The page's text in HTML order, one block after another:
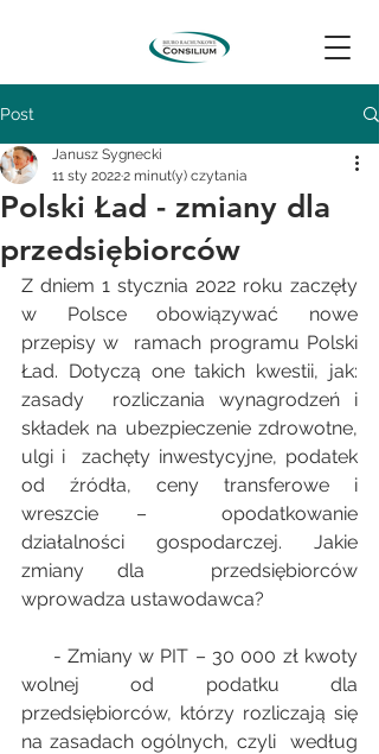
Post
Polski Ład - zmiany dla
przedsiębiorców
Janusz Sygnecki
11 sty 20222 minut(y) czytania
Z dniem 1 stycznia 2022 roku zaczęły
w Polsce obowiązywać nowe
przepisy w  ramach programu Polski
Ład. Dotyczą one takich kwestii, jak:
zasady  rozliczania wynagrodzeń i
składek na ubezpieczenie zdrowotne,
ulgi i  zachęty inwestycyjne, podatek
od źródła, ceny transferowe i
wreszcie –  opodatkowanie
działalności gospodarczej. Jakie
zmiany dla  przedsiębiorców
wprowadza ustawodawca?
wolnej od podatku dla
przedsiębiorców, którzy rozliczają się
na zasadach ogólnych, czyli  według